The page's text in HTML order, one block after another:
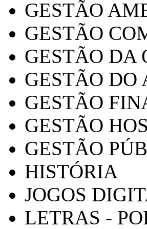
GESTÃO
GESTÃO
GESTÃO DA
GESTÃO DO
GESTÃO
GESTÃO
GESTÃO
HISTÓRIA
JOGOS
LETRAS -